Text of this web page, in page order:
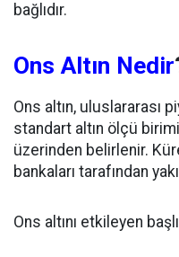
bağlıdır.
Ons Altın Nedir
Ons altın, uluslararası
standart altın ölçü
üzerinden belirlenir.
bankaları tarafından
Ons altını etkileyen